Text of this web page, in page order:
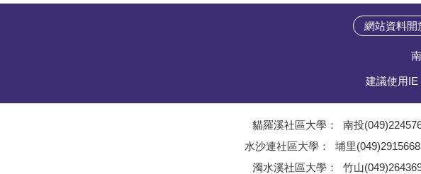
網站資料開
建議使用IE
貓羅溪社區大學： 南投
水沙連社區大學： 埔里(049)2915668
濁水溪社區大學： 竹山